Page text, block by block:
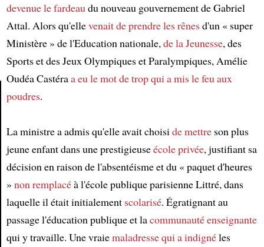
devenue le fardeaudu nouveau gouvernement de Gabriel
Attal. Alors qu'ellevenait de prendre les rênesd'un « super
Ministère » de l'Education nationale,de la Jeunesse, des
Sports et des Jeux Olympiques et Paralympiques, Amélie
Oudéa Castéraa eu le mot de tropqui a mis le feu aux
poudres.
La ministre a admis qu'elle avait choiside mettreson plus
jeune enfant dans une prestigieuseécole privée, justifiant sa
décision en raison de l'absentéisme et du « paquet d'heures
» non remplacéà l'école publique parisienne Littré, dans
laquelle il était initialement scolarisé. Égratignant au
passage l'éducation publique et lacommunauté enseignante
qui y travaille. Une vraiemaladressequi a indignéles